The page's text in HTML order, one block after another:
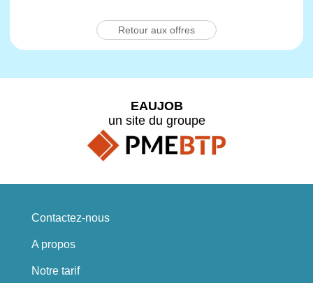
Retour aux offres
EAUJOB
un site du groupe
Contactez-nous
A propos
Notre tarif